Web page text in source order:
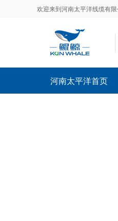
欢迎来到河南太平洋线缆有
河南太平洋首页